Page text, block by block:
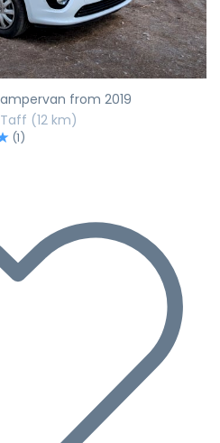
from 2019
(12 km)
(1)